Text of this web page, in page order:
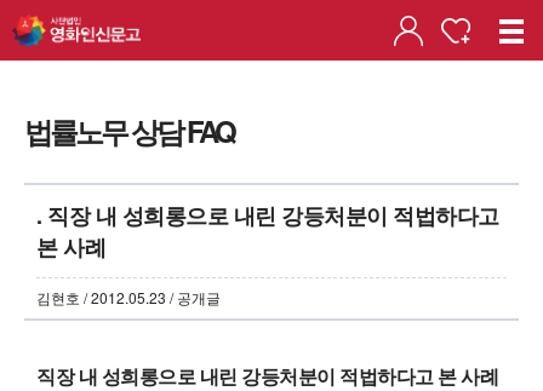
법률노무 상담 FAQ
. 직장 내 성희롱으로 내린 강등처분이 적법하다고
본 사례
김현호 / 2012.05.23 / 공개글
직장 내 성희롱으로 내린 강등처분이 적법하다고 본 사례